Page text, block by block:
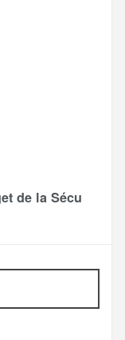
de la Sécu